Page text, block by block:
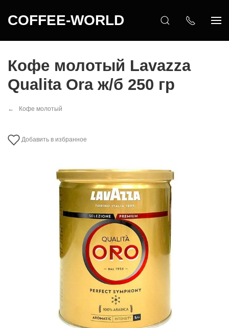
COFFEE-WORLD
Кофе молотый Lavazza
Qualita Ora ж/б 250 гр
Кофе молотый
Добавить в избранное